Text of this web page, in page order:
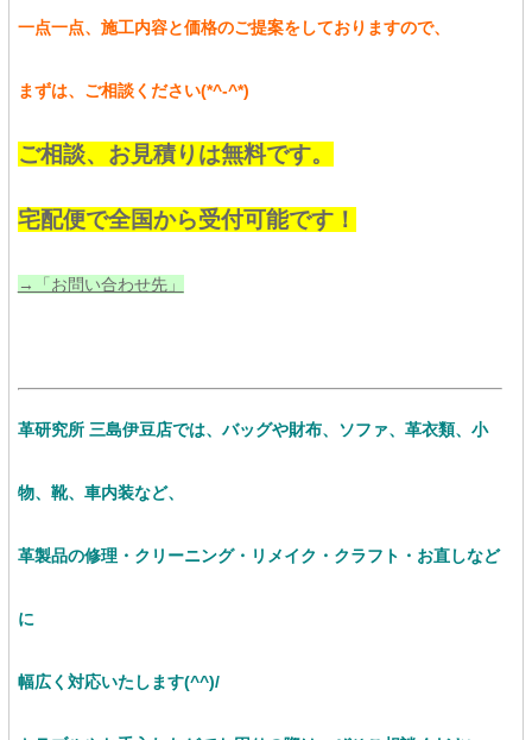
一点一点、施工内容と価格のご提案をしておりますので、
まずは、ご相談ください(*^-^*)
ご相談、お見積りは無料です。
宅配便で全国から受付可能です！
→「お問い合わせ先」
革研究所 三島伊豆店では、バッグや財布、ソファ、革衣類、小
物、靴、車内装など、
革製品の修理・クリーニング・リメイク・クラフト・お直しなど
に
幅広く対応いたします(^^)/